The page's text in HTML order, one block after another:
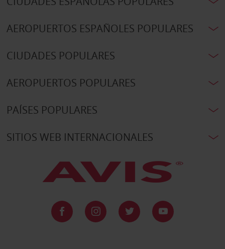
AEROPUERTOS ESPAÑOLES POPULARES
CIUDADES POPULARES
AEROPUERTOS POPULARES
PAÍSES POPULARES
SITIOS WEB INTERNACIONALES